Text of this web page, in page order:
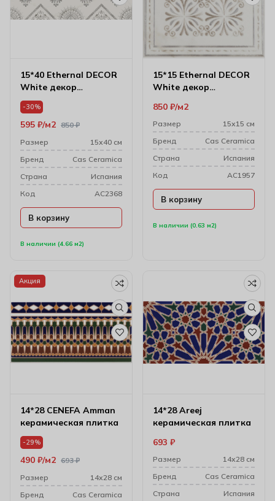
15*40 Ethernal DECOR
White декор
настенный
В наличии (4.66 м2)
-30%
850₽
595 ₽ м2
Размер
15х40 см
Бренд
Cas Ceramica
Cтрана
Испания
Код
AC2368
В корзину
15*15 Ethernal DECOR
White декор
В наличии (0.63 м2)
850 ₽ м2
Размер
15х15 см
Бренд
Cas Ceramica
Cтрана
Испания
Код
AC1957
В корзину
Акция
14*28 CENEFA Amman
керамическая плитка
-29%
693₽
490 ₽ м2
Размер
14х28 см
Бренд
Cas Ceramica
14*28 Areej
керамическая плитка
693 ₽
Размер
14х28 см
Бренд
Cas Ceramica
Cтрана
Испания